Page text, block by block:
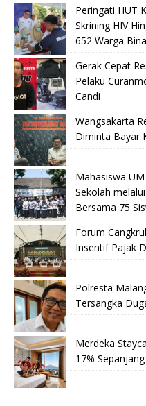
Peringati HUT
Skrining HIV
652 Warga
Gerak Cepat
Pelaku
Candi
Wangsakarta
Diminta Bayar
Mahasiswa
Sekolah
Bersama 75
Forum
Insentif Pajak
Polresta
Tersangka
Merdeka
17%